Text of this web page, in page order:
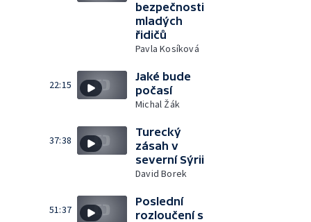
bezpečnosti
mladých
řidičů
Pavla Kosíková
22:15
Jaké bude
počasí
Michal Žák
37:38
Turecký
zásah v
severní Sýrii
David Borek
51:37
Poslední
rozloučení s